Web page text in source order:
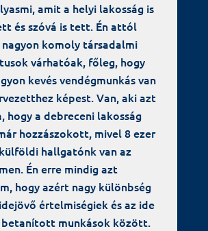
amit a helyi lakosság is
és szóvá is tett. Én attól
komoly társadalmi
várhatóak, főleg, hogy
kevés vendégmunkás van
képest. Van, aki azt
hogy a debreceni lakosság
hozzászokott, mivel 8 ezer
hallgatónk van az
Én erre mindig azt
hogy azért nagy különbség
értelmiségiek és az ide
munkások között.